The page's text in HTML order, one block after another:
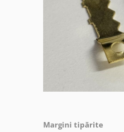
Margini tipărite